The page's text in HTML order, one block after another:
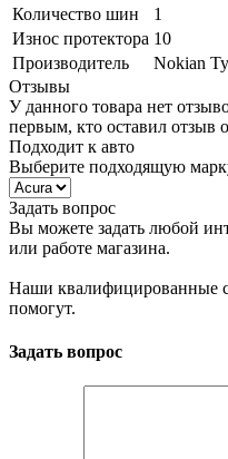
Количество шин
1
Износ протектора 10
Производитель
Nokian
Отзывы
У данного товара нет
первым, кто оставил отзыв
Подходит к авто
Выберите подходящую
Задать вопрос
Вы можете задать любой
или работе магазина.
Наши квалифицированные
помогут.
Задать вопрос